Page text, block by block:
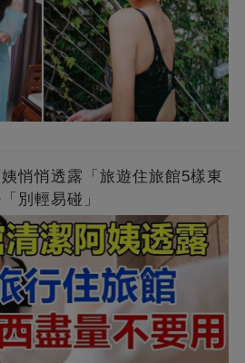
悄悄透露「旅遊住旅館5樣東
別輕易碰」